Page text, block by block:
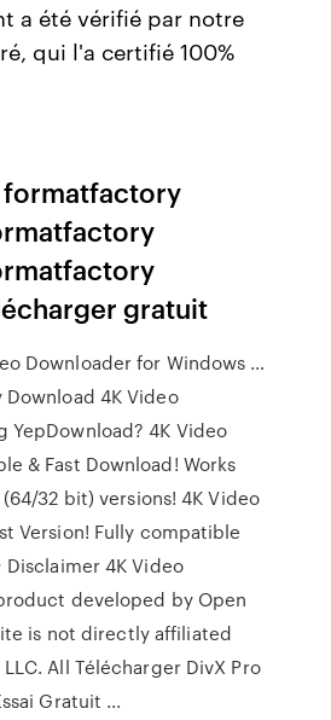
a été vérifié par notre
qui l'a certifié 100%
gratuit
Downloader for Windows …
Download 4K Video
YepDownload? 4K Video
& Fast Download! Works
32 bit) versions! 4K Video
Version! Fully compatible
4K Video
developed by Open
is not directly affiliated
All Télécharger DivX Pro
Gratuit ...